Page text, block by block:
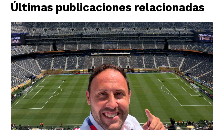
Últimas publicaciones relacionadas